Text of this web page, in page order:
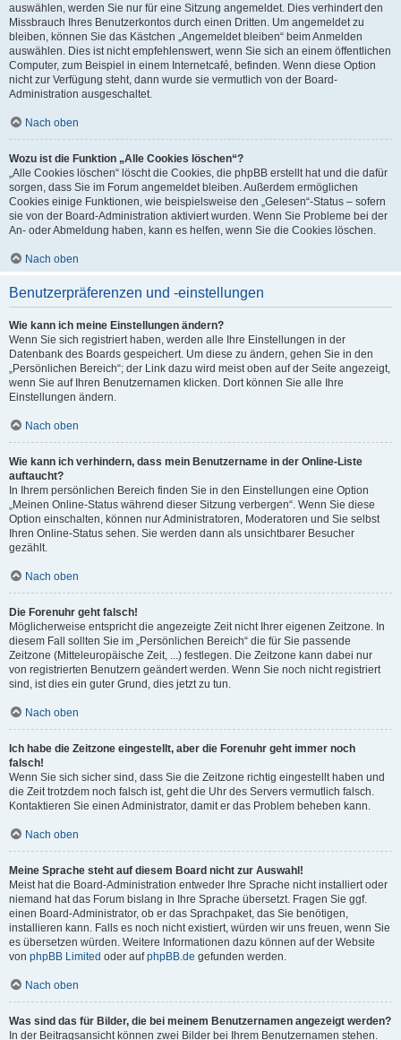
auswählen, werden Sie nur für eine Sitzung angemeldet. Dies verhindert den
Missbrauch Ihres Benutzerkontos durch einen Dritten. Um angemeldet zu
bleiben, können Sie das Kästchen „Angemeldet bleiben“ beim Anmelden
auswählen. Dies ist nicht empfehlenswert, wenn Sie sich an einem öffentlichen
Computer, zum Beispiel in einem Internetcafé, befinden. Wenn diese Option
nicht zur Verfügung steht, dann wurde sie vermutlich von der Board-
Administration ausgeschaltet.
Nach oben
Wozu ist die Funktion „Alle Cookies löschen“?
„Alle Cookies löschen“ löscht die Cookies, die phpBB erstellt hat und die dafür
sorgen, dass Sie im Forum angemeldet bleiben. Außerdem ermöglichen
Cookies einige Funktionen, wie beispielsweise den „Gelesen“-Status – sofern
sie von der Board-Administration aktiviert wurden. Wenn Sie Probleme bei der
An- oder Abmeldung haben, kann es helfen, wenn Sie die Cookies löschen.
Nach oben
Benutzerpräferenzen und -einstellungen
Wie kann ich meine Einstellungen ändern?
Wenn Sie sich registriert haben, werden alle Ihre Einstellungen in der
Datenbank des Boards gespeichert. Um diese zu ändern, gehen Sie in den
„Persönlichen Bereich“; der Link dazu wird meist oben auf der Seite angezeigt,
wenn Sie auf Ihren Benutzernamen klicken. Dort können Sie alle Ihre
Einstellungen ändern.
Nach oben
Wie kann ich verhindern, dass mein Benutzername in der Online-Liste
auftaucht?
In Ihrem persönlichen Bereich finden Sie in den Einstellungen eine Option
„Meinen Online-Status während dieser Sitzung verbergen“. Wenn Sie diese
Option einschalten, können nur Administratoren, Moderatoren und Sie selbst
Ihren Online-Status sehen. Sie werden dann als unsichtbarer Besucher
gezählt.
Nach oben
Die Forenuhr geht falsch!
Möglicherweise entspricht die angezeigte Zeit nicht Ihrer eigenen Zeitzone. In
diesem Fall sollten Sie im „Persönlichen Bereich“ die für Sie passende
Zeitzone (Mitteleuropäische Zeit, ...) festlegen. Die Zeitzone kann dabei nur
von registrierten Benutzern geändert werden. Wenn Sie noch nicht registriert
sind, ist dies ein guter Grund, dies jetzt zu tun.
Nach oben
Ich habe die Zeitzone eingestellt, aber die Forenuhr geht immer noch
falsch!
Wenn Sie sich sicher sind, dass Sie die Zeitzone richtig eingestellt haben und
die Zeit trotzdem noch falsch ist, geht die Uhr des Servers vermutlich falsch.
Kontaktieren Sie einen Administrator, damit er das Problem beheben kann.
Nach oben
Meine Sprache steht auf diesem Board nicht zur Auswahl!
Meist hat die Board-Administration entweder Ihre Sprache nicht installiert oder
niemand hat das Forum bislang in Ihre Sprache übersetzt. Fragen Sie ggf.
einen Board-Administrator, ob er das Sprachpaket, das Sie benötigen,
installieren kann. Falls es noch nicht existiert, würden wir uns freuen, wenn Sie
es übersetzen würden. Weitere Informationen dazu können auf der Website
von phpBB Limited oder aufphpBB.de gefunden werden.
Nach oben
Was sind das für Bilder, die bei meinem Benutzernamen angezeigt werden?
In der Beitragsansicht können zwei Bilder bei Ihrem Benutzernamen stehen.